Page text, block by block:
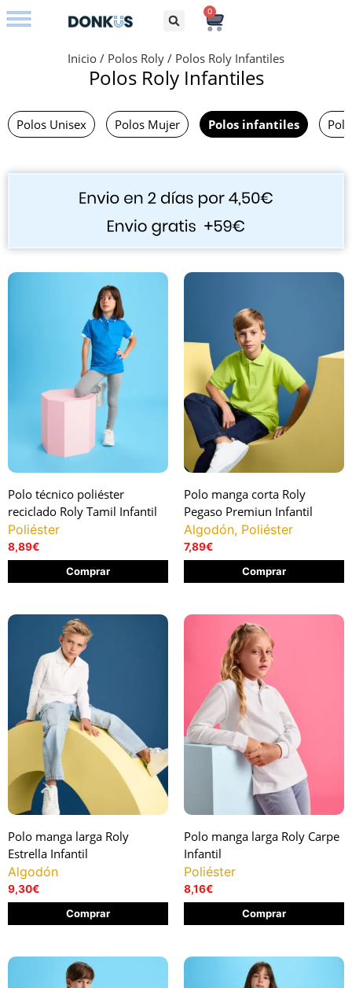
0
Inicio / Polos Roly / Polos Roly Infantiles
Polos Roly Infantiles
Polos Unisex Polos Mujer Polos infantiles
Polo técnico poliéster
reciclado Roly Tamil Infantil
Poliéster
8,89€
Comprar
Polo manga corta Roly
Pegaso Premiun Infantil
Algodón, Poliéster
7,89€
Comprar
Polo manga larga Roly
Estrella Infantil
Algodón
9,30€
Comprar
Polo manga larga Roly Carpe
Infantil
Poliéster
8,16€
Comprar